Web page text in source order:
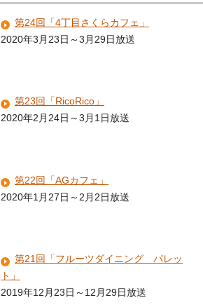
第24回「4丁目さくらカフェ」
2020年3月23日～3月29日放送
第23回「RicoRico」
2020年2月24日～3月1日放送
第22回「AGカフェ」
2020年1月27日～2月2日放送
第21回「フルーツダイニング パレッ
ト」
2019年12月23日～12月29日放送